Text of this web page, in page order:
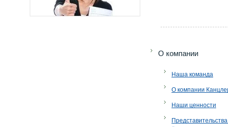
O компании
Наша команда
О компании
Наши ценности